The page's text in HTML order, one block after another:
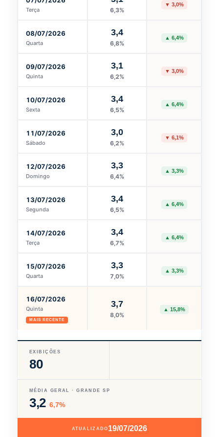
Terça 6,3%
▼ 3,0%
08/07/2026
Quarta
3,4
6,8%
▲ 6,4%
09/07/2026
Quinta
3,1
6,2%
▼ 3,0%
10/07/2026
Sexta
3,4
6,5%
▲ 6,4%
11/07/2026
Sábado
3,0
6,2%
▼ 6,1%
12/07/2026
Domingo
3,3
6,4%
▲ 3,3%
13/07/2026
Segunda
3,4
6,5%
▲ 6,4%
14/07/2026
Terça
3,4
6,7%
▲ 6,4%
15/07/2026
Quarta
3,3
7,0%
▲ 3,3%
16/07/2026
Quinta
MAIS RECENTE
3,7
8,0%
▲ 15,8%
EXIBIÇÕES
80
MÉDIA GERAL · GRANDE SP
3,2 6,7%
ATUALIZADO 19/07/2026